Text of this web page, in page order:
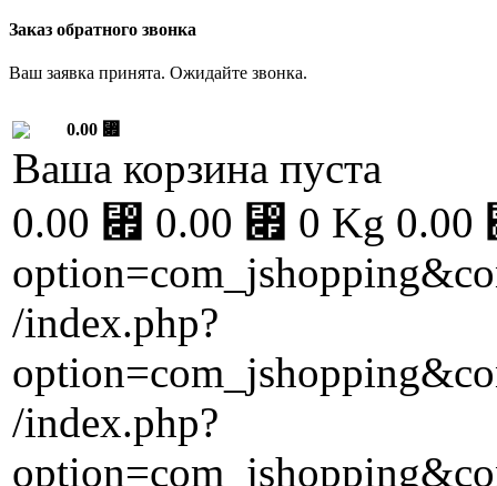
Заказ обратного звонка
Ваш заявка принята. Ожидайте звонка.
0.00 ⃏
Ваша корзина пуста
0.00 ⃏ 0.00 ⃏ 0 Kg
/index.php?
/index.php?